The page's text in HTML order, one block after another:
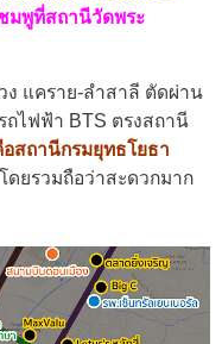
มพูที่สถานีวัดพระ
แคราย-ลำสาลี ตัดผ่าน
ถไฟฟ้า BTS ตรงสถานี
สถานีกรมยุทธโยธา
ดยรวมถือว่าสะดวกมาก